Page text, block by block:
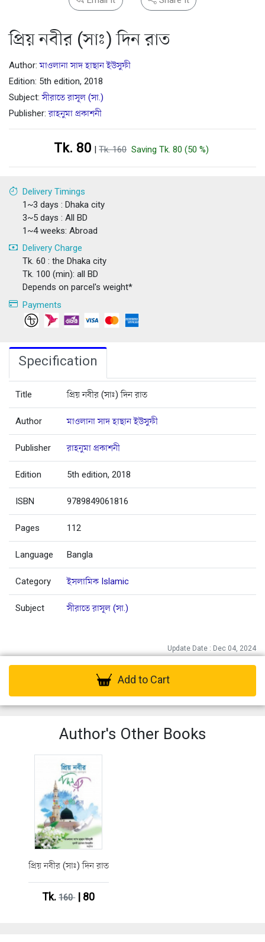
প্রিয় নবীর (সাঃ) দিন রাত
Author:মাওলানা সাদ হাছান ইউসুফী
Edition: 5th edition, 2018
Subject:সীরাতে রাসূল (সা.)
Publisher:রাহনুমা প্রকাশনী
Tk. 80 |Tk. 160 Saving Tk. 80 (50 %)
Delivery Timings
1~3 days : Dhaka city
3~5 days : All BD
1~4 weeks: Abroad
Delivery Charge
Tk. 60 : the Dhaka city
Tk. 100 (min): all BD
Depends on parcel's weight*
Payments
Specification
Title প্রিয় নবীর (সাঃ) দিন রাত
Author মাওলানা সাদ হাছান ইউসুফী
Publisher রাহনুমা প্রকাশনী
Edition 5th edition, 2018
ISBN 9789849061816
Pages 112
Language Bangla
Category ইসলামিক Islamic
Subject সীরাতে রাসূল (সা.)
Update Date : Dec 04, 2024
Add to Cart
Author's Other Books
প্রিয় নবীর (সাঃ) দিন রাত
Tk.160| 80